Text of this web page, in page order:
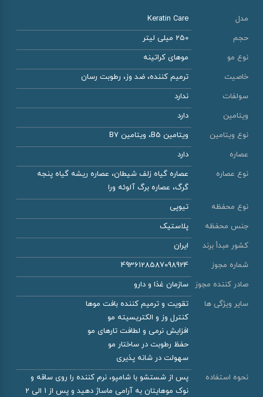
مدل
Keratin Care
حجم
250 میلی لیتر
نوع مو
موهای کراتینه
خاصیت
ترمیم کننده، ضد وز، رطوبت رسان
سولفات
ندارد
ویتامین
دارد
نوع ویتامین
ویتامین B5، ویتامین B7
عصاره
دارد
نوع عصاره
عصاره گیاه زلف شیطان، عصاره ریشه گیاه پنجه
گرگ، عصاره برگ آلوئه ورا
نوع محفظه
تیوپی
جنس محفظه
پلاستیک
کشور مبدأ برند
ایران
شماره مجوز
4936128587098924
صادر کننده مجوز
سازمان غذا و دارو
سایر ویژگی ها
تقویت و ترمیم کننده بافت موها
کنترل وز و الکتریسیته مو
افزایش نرمی و لطافت تارهای مو
حفظ رطوبت در ساختار مو
سهولت در شانه پذیری
نحوه استفاده
پس از شستشو با شامپو، نرم کننده را روی ساقه و
نوک موهایتان به آرامی ماساژ دهید و پس از 1 الی 2